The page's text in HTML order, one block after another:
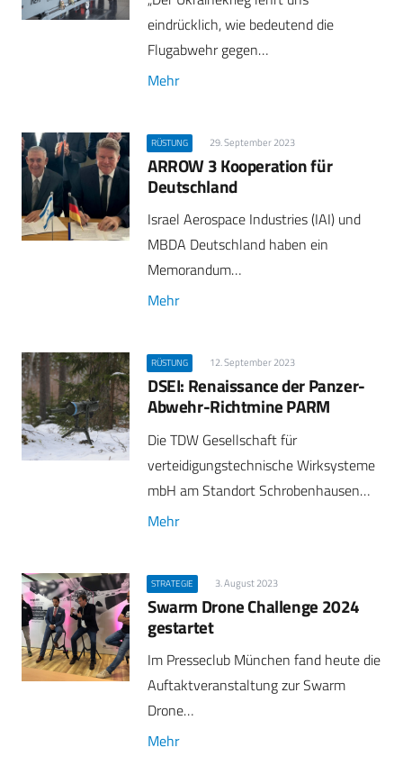
eindrücklich, wie bedeutend die
Flugabwehr gegen…
Mehr
RÜSTUNG 29. September 2023
ARROW 3 Kooperation für
Deutschland
Israel Aerospace Industries (IAI) und
MBDA Deutschland haben ein
Memorandum…
Mehr
RÜSTUNG 12. September 2023
DSEI: Renaissance der Panzer-
Abwehr-Richtmine PARM
Die TDW Gesellschaft für
verteidigungstechnische Wirksysteme
mbH am Standort Schrobenhausen…
Mehr
STRATEGIE 3. August 2023
Swarm Drone Challenge 2024
gestartet
Im Presseclub München fand heute die
Auftaktveranstaltung zur Swarm
Drone…
Mehr